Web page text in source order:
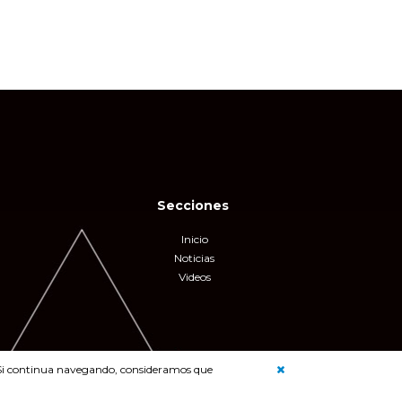
continua navegando, consideramos que
Secciones
Inicio
Noticias
Videos